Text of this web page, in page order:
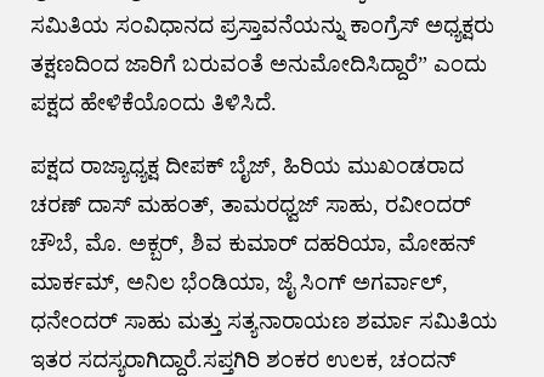
ಸಮಿತಿಯ ಸಂವಿಧಾನದ ಪ್ರಸ್ತಾವನೆಯನ್ನು ಕಾಂಗ್ರೆಸ್ ಅಧ್ಯಕ್ಷರು
ತಕ್ಷಣದಿಂದ ಜಾರಿಗೆ ಬರುವಂತೆ ಅನುಮೋದಿಸಿದ್ದಾರೆ” ಎಂದು
ಪಕ್ಷದ ಹೇಳಿಕೆಯೊಂದು ತಿಳಿಸಿದೆ.
ಪಕ್ಷದ ರಾಜ್ಯಾಧ್ಯಕ್ಷ ದೀಪಕ್ ಬೈಜ್, ಹಿರಿಯ ಮುಖಂಡರಾದ
ಚರಣ್ ದಾಸ್ ಮಹಂತ್, ತಾಮರಧ್ವಜ್ ಸಾಹು, ರವೀಂದರ್
ಚೌಬೆ, ಮೊ. ಅಕ್ಬರ್, ಶಿವ ಕುಮಾರ್ ದಹರಿಯಾ, ಮೋಹನ್
ಮಾರ್ಕಮ್, ಅನಿಲ ಭೆಂಡಿಯಾ, ಜೈ ಸಿಂಗ್ ಅಗರ್ವಾಲ್,
ಧನೇಂದರ್ ಸಾಹು ಮತ್ತು ಸತ್ಯನಾರಾಯಣ ಶರ್ಮಾ ಸಮಿತಿಯ
ಇತರ ಸದಸ್ಯರಾಗಿದ್ದಾರೆ.ಸಪ್ತಗಿರಿ ಶಂಕರ ಉಲಕ, ಚಂದನ್